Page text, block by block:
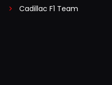
Cadillac F1 Team